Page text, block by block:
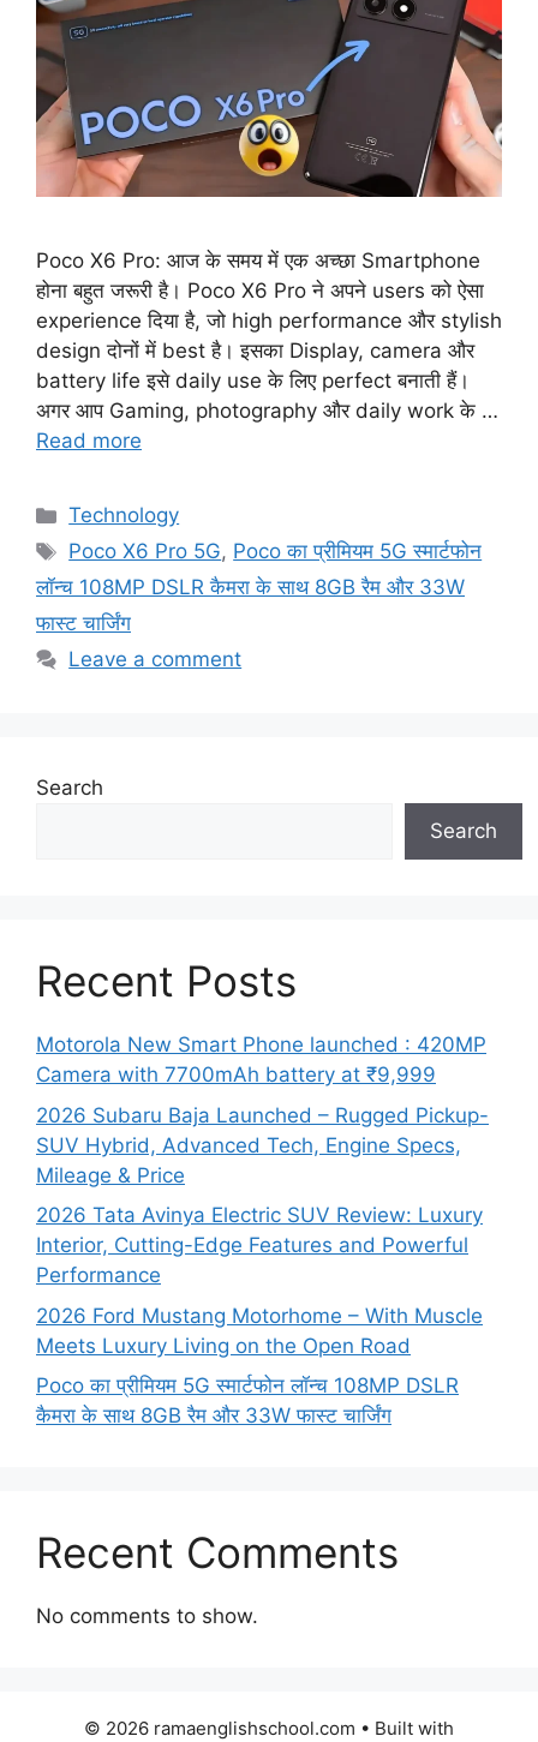
Poco X6 Pro: आज के समय में एक अच्छा Smartphone
होना बहुत जरूरी है। Poco X6 Pro ने अपने users को ऐसा
experience दिया है, जो high performance और stylish
design दोनों में best है। इसका Display, camera और
battery life इसे daily use के लिए perfect बनाती हैं।
अगर आप Gaming, photography और daily work के …
Read more
Categories
Technology
Tags
Poco X6 Pro 5G, Poco का प्रीमियम 5G स्मार्टफोन
लॉन्च 108MP DSLR कैमरा के साथ 8GB रैम और 33W
फास्ट चार्जिंग
Leave a comment
Search
Search
Recent Posts
Motorola New Smart Phone launched : 420MP
Camera with 7700mAh battery at ₹9,999
2026 Subaru Baja Launched – Rugged Pickup-
SUV Hybrid, Advanced Tech, Engine Specs,
Mileage & Price
2026 Tata Avinya Electric SUV Review: Luxury
Interior, Cutting-Edge Features and Powerful
Performance
2026 Ford Mustang Motorhome – With Muscle
Meets Luxury Living on the Open Road
Poco का प्रीमियम 5G स्मार्टफोन लॉन्च 108MP DSLR
कैमरा के साथ 8GB रैम और 33W फास्ट चार्जिंग
Recent Comments
No comments to show.
© 2026 ramaenglishschool.com • Built with